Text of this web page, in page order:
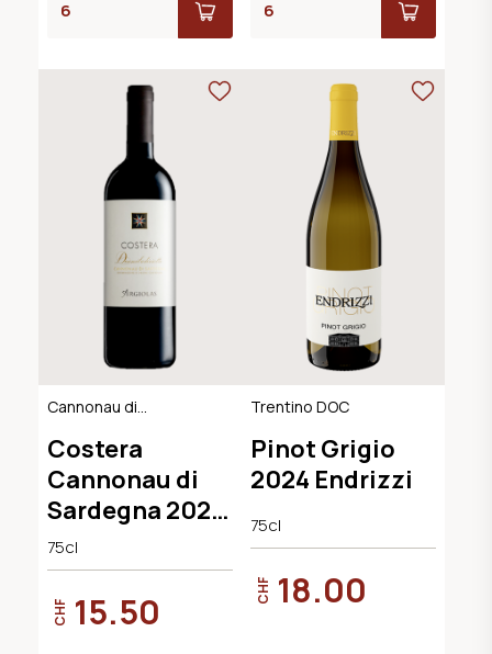
Cannonau di
Costera
Cannonau di
Sardegna 2022
Cantina
Argiolas
75cl
CHF 15.50
Trentino DOC
Pinot Grigio
2024 Endrizzi
75cl
CHF 18.00